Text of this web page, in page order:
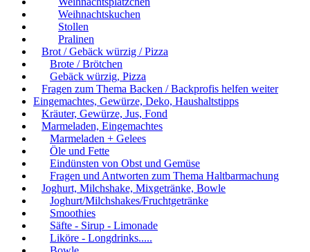
Weihnachtskuchen
Stollen
Pralinen
Brot / Gebäck würzig / Pizza
Brote / Brötchen
Gebäck würzig, Pizza
Fragen zum Thema Backen / Backprofis helfen weiter
Eingemachtes, Gewürze, Deko, Haushaltstipps
Kräuter, Gewürze, Jus, Fond
Marmeladen, Eingemachtes
Marmeladen + Gelees
Öle und Fette
Eindünsten von Obst und Gemüse
Fragen und Antworten zum Thema Haltbarmachung
Joghurt, Milchshake, Mixgetränke, Bowle
Joghurt/Milchshakes/Fruchtgetränke
Smoothies
Säfte - Sirup - Limonade
Liköre - Longdrinks.....